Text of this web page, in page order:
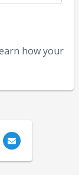
how your